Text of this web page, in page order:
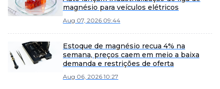
magnésio para veículos elétricos
Aug 07, 2026 09:44
Estoque de magnésio recua 4% na
semana, preços caem em meio a baixa
demanda e restrições de oferta
Aug 06, 2026 10:27